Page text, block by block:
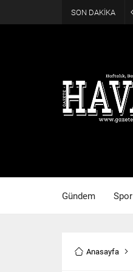
SON DAKİKA
Gündem Spor
Anasayfa